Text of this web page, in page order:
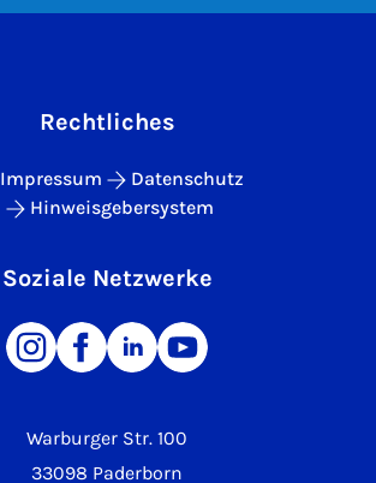
Warburger Str. 100
33098 Paderborn
Rechtliches
Impressum
Datenschutz
Hinweisgebersystem
Soziale Netzwerke